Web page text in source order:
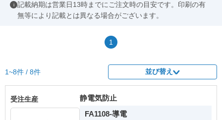
i 記載納期は営業日13時までにご注文時の目安です。印刷の有
無等により記載とは異なる場合がございます。
1
1~8件 / 8件 並び替え
受注生産
静電気防止
FA1108-導電